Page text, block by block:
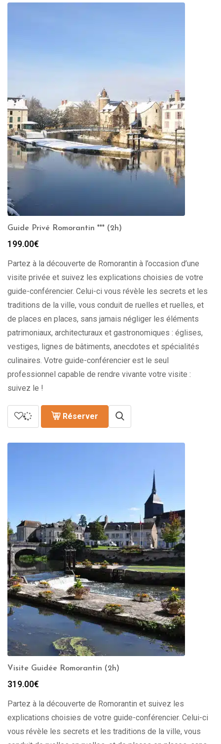
Guide Privé Romorantin *** (2h)
199.00€
Partez à la découverte de Romorantin à l’occasion d’une
visite privée et suivez les explications choisies de votre
guide-conférencier. Celui-ci vous révèle les secrets et les
traditions de la ville, vous conduit de ruelles et ruelles, et
de places en places, sans jamais négliger les éléments
patrimoniaux, architecturaux et gastronomiques : églises,
vestiges, lignes de bâtiments, anecdotes et spécialités
culinaires. Votre guide-conférencier est le seul
professionnel capable de rendre vivante votre visite :
suivez le !
Réserver
Visite Guidée Romorantin (2h)
319.00€
Partez à la découverte de Romorantin et suivez les
explications choisies de votre guide-conférencier. Celui-ci
vous révèle les secrets et les traditions de la ville, vous